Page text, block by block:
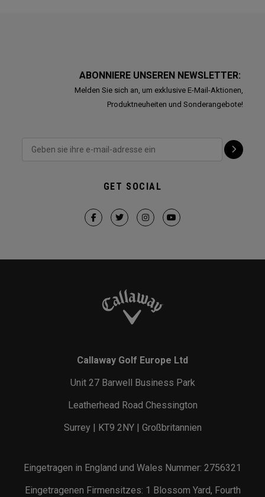
ABONNIERE UNSEREN NEWSLETTER:
Melden Sie sich an, um exklusive E-Mail-Aktionen,
Produktneuheiten und Sonderangebote!
GET SOCIAL
Callaway Golf Europe Ltd
Unit 27 Barwell Business Park
Leatherhead Road Chessington
Surrey | KT9 2NY | Großbritannien
Eingetragen in England und Wales Nummer: 2756321
Eingetragenen Firmensitzes: 1 Blossom Yard, Fourth